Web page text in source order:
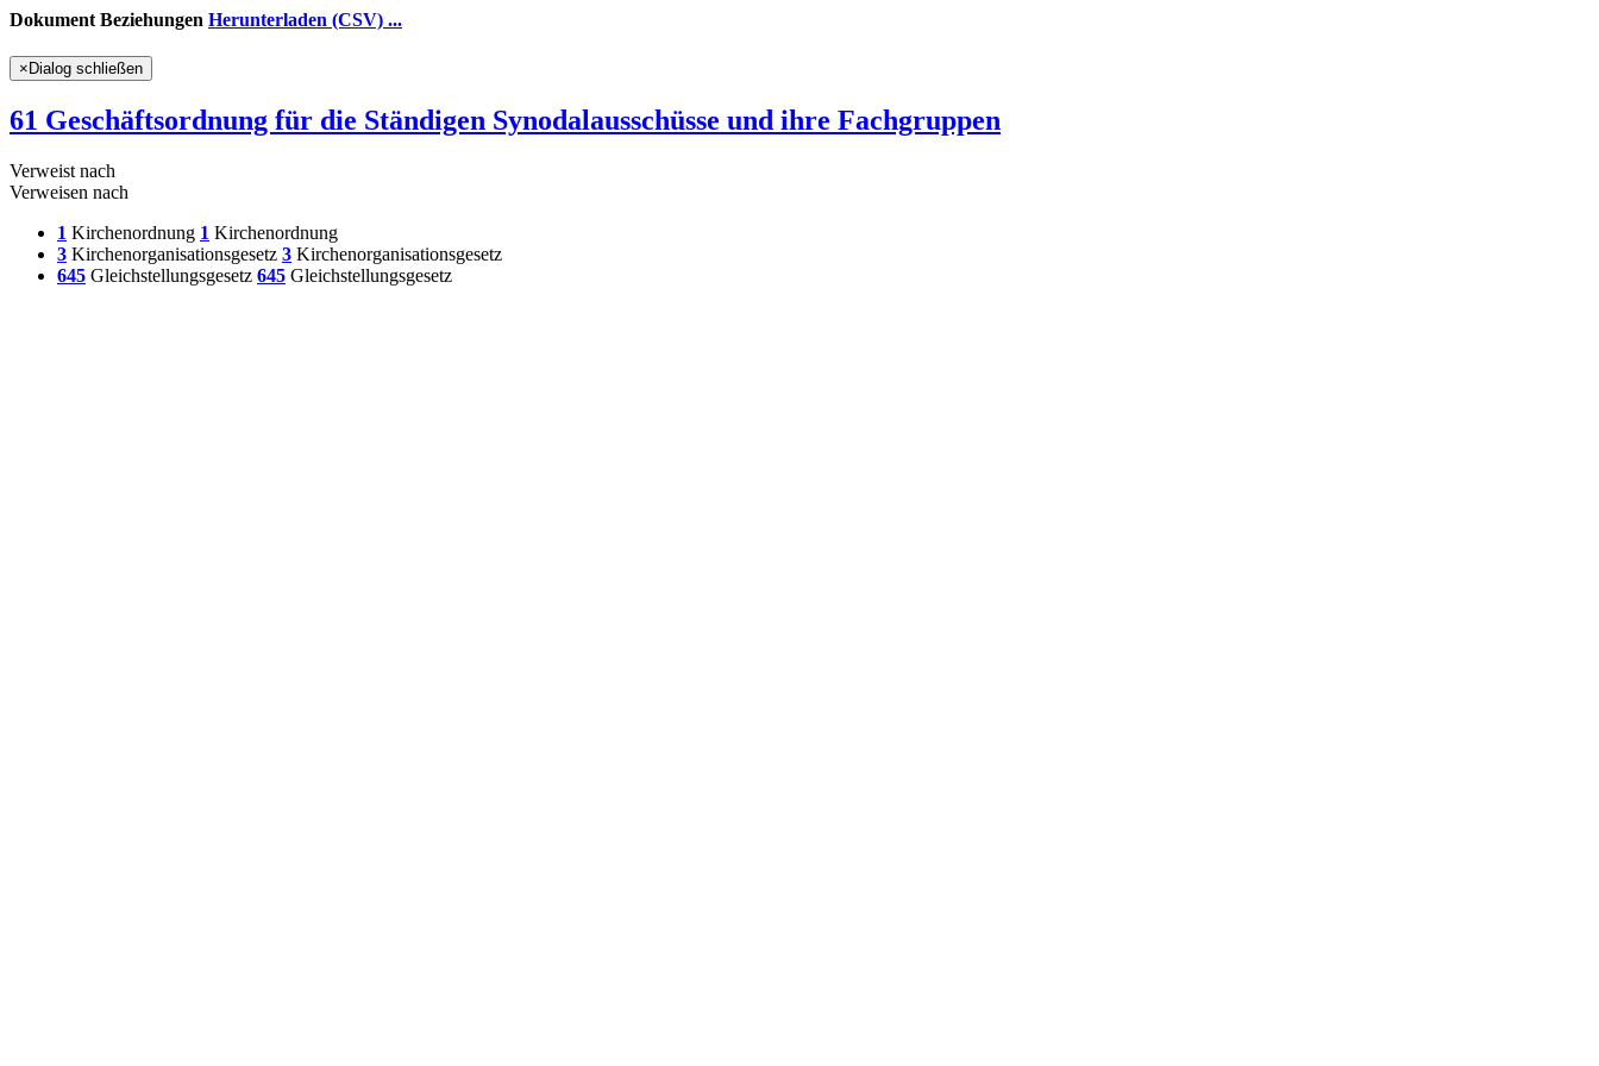
Dokument Beziehungen Herunterladen (CSV) ...
× Dialog schließen
61 Geschäftsordnung für die Ständigen Synodalausschüsse und ihre Fachgruppen
Verweist nach
Verweisen nach
1 Kirchenordnung 1 Kirchenordnung
3 Kirchenorganisationsgesetz 3 Kirchenorganisationsgesetz
645 Gleichstellungsgesetz 645 Gleichstellungsgesetz